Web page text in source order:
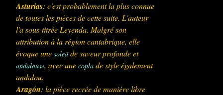
Asturias: c'est probablement la plus connue
de toutes les pièces de cette suite. L'auteur
l'a sous-titrée Leyenda. Malgré son
attribution à la région cantabrique, elle
évoque une soleá de saveur profonde et
andalouse, avec une copla de style également
andalou.
Aragón: la pièce recrée de manière libre